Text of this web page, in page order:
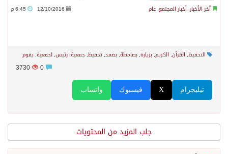
آخر الأخبار, أخبار المجتمع, عام 12/10/2016
التحفيظ, القرآن, الكريم, بزيارة, بصامطة, بضمد, تحفيظ, جمعية, رئيس, لجمعية, يقوم
3730
واتساب فيسبوك X تيليجرام
جلب المزيد من المحتويات